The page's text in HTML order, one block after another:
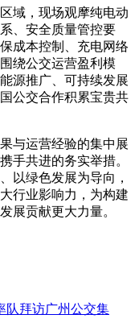
域，现场观摩纯电动
、安全质量管控要
成本控制、充电网络
绕公交运营盈利模
源推广、可持续发展
公交合作积累宝贵共
与运营经验的集中展
手共进的务实举措。
以绿色发展为导向，
行业影响力，为构建
展贡献更大力量。
队拜访广州公交集